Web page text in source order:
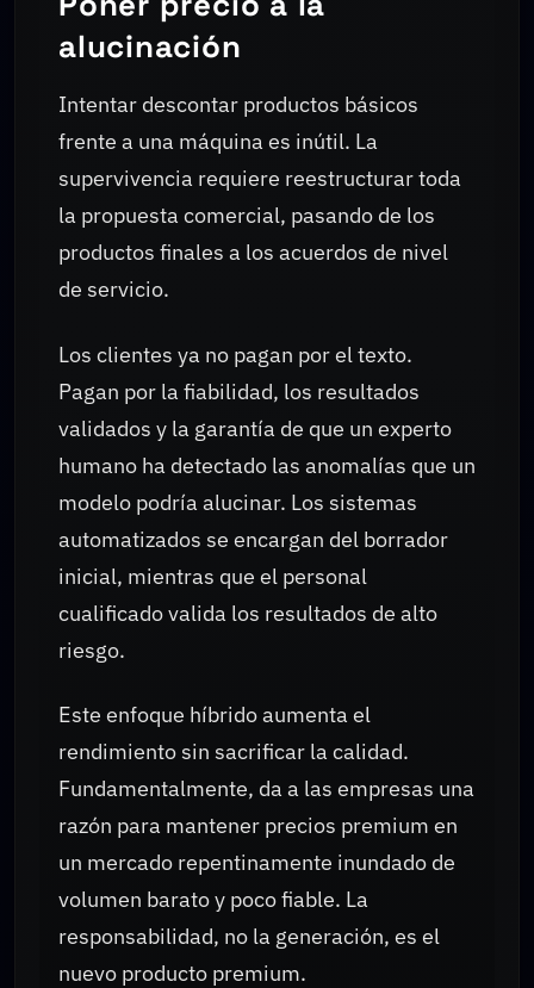
alucinación
Intentar descontar productos básicos
frente a una máquina es inútil. La
supervivencia requiere reestructurar toda
la propuesta comercial, pasando de los
productos finales a los acuerdos de nivel
de servicio.
Los clientes ya no pagan por el texto.
Pagan por la fiabilidad, los resultados
validados y la garantía de que un experto
humano ha detectado las anomalías que un
modelo podría alucinar. Los sistemas
automatizados se encargan del borrador
inicial, mientras que el personal
cualificado valida los resultados de alto
riesgo.
Este enfoque híbrido aumenta el
rendimiento sin sacrificar la calidad.
Fundamentalmente, da a las empresas una
razón para mantener precios premium en
un mercado repentinamente inundado de
volumen barato y poco fiable. La
responsabilidad, no la generación, es el
nuevo producto premium.